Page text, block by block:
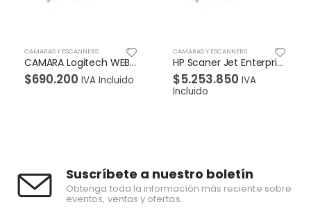
CAMARAS Y ESCANNERS
HP Scaner Jet Enterprise Flow N7000 snw1 Vertical
$5.253.850 IVA
CAMARAS Y ESCANNERS
HP Scaner Jet Pro 2000 s2 Vertical
$1.933.750 IVA
Incluido
Suscríbete a nuestro boletín
Obtenga toda la información más reciente sobre
eventos, ventas y ofertas.